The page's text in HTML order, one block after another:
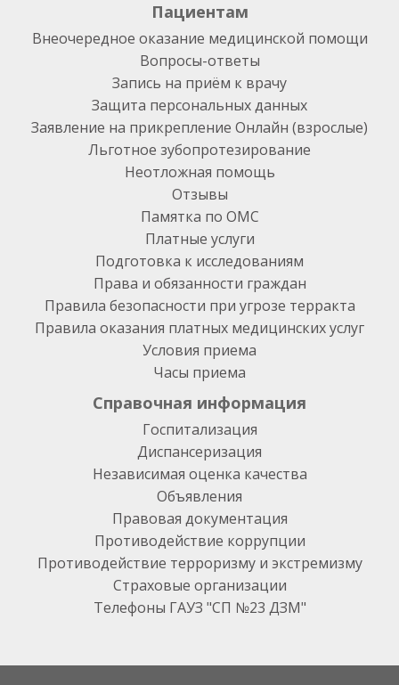
Пациентам
Внеочередное оказание медицинской помощи
Вопросы-ответы
Запись на приём к врачу
Защита персональных данных
Заявление на прикрепление Онлайн (взрослые)
Льготное зубопротезирование
Неотложная помощь
Отзывы
Памятка по ОМС
Платные услуги
Подготовка к исследованиям
Права и обязанности граждан
Правила безопасности при угрозе терракта
Правила оказания платных медицинских услуг
Условия приема
Часы приема
Справочная информация
Госпитализация
Диспансеризация
Независимая оценка качества
Объявления
Правовая документация
Противодействие коррупции
Противодействие терроризму и экстремизму
Страховые организации
Телефоны ГАУЗ "СП №23 ДЗМ"